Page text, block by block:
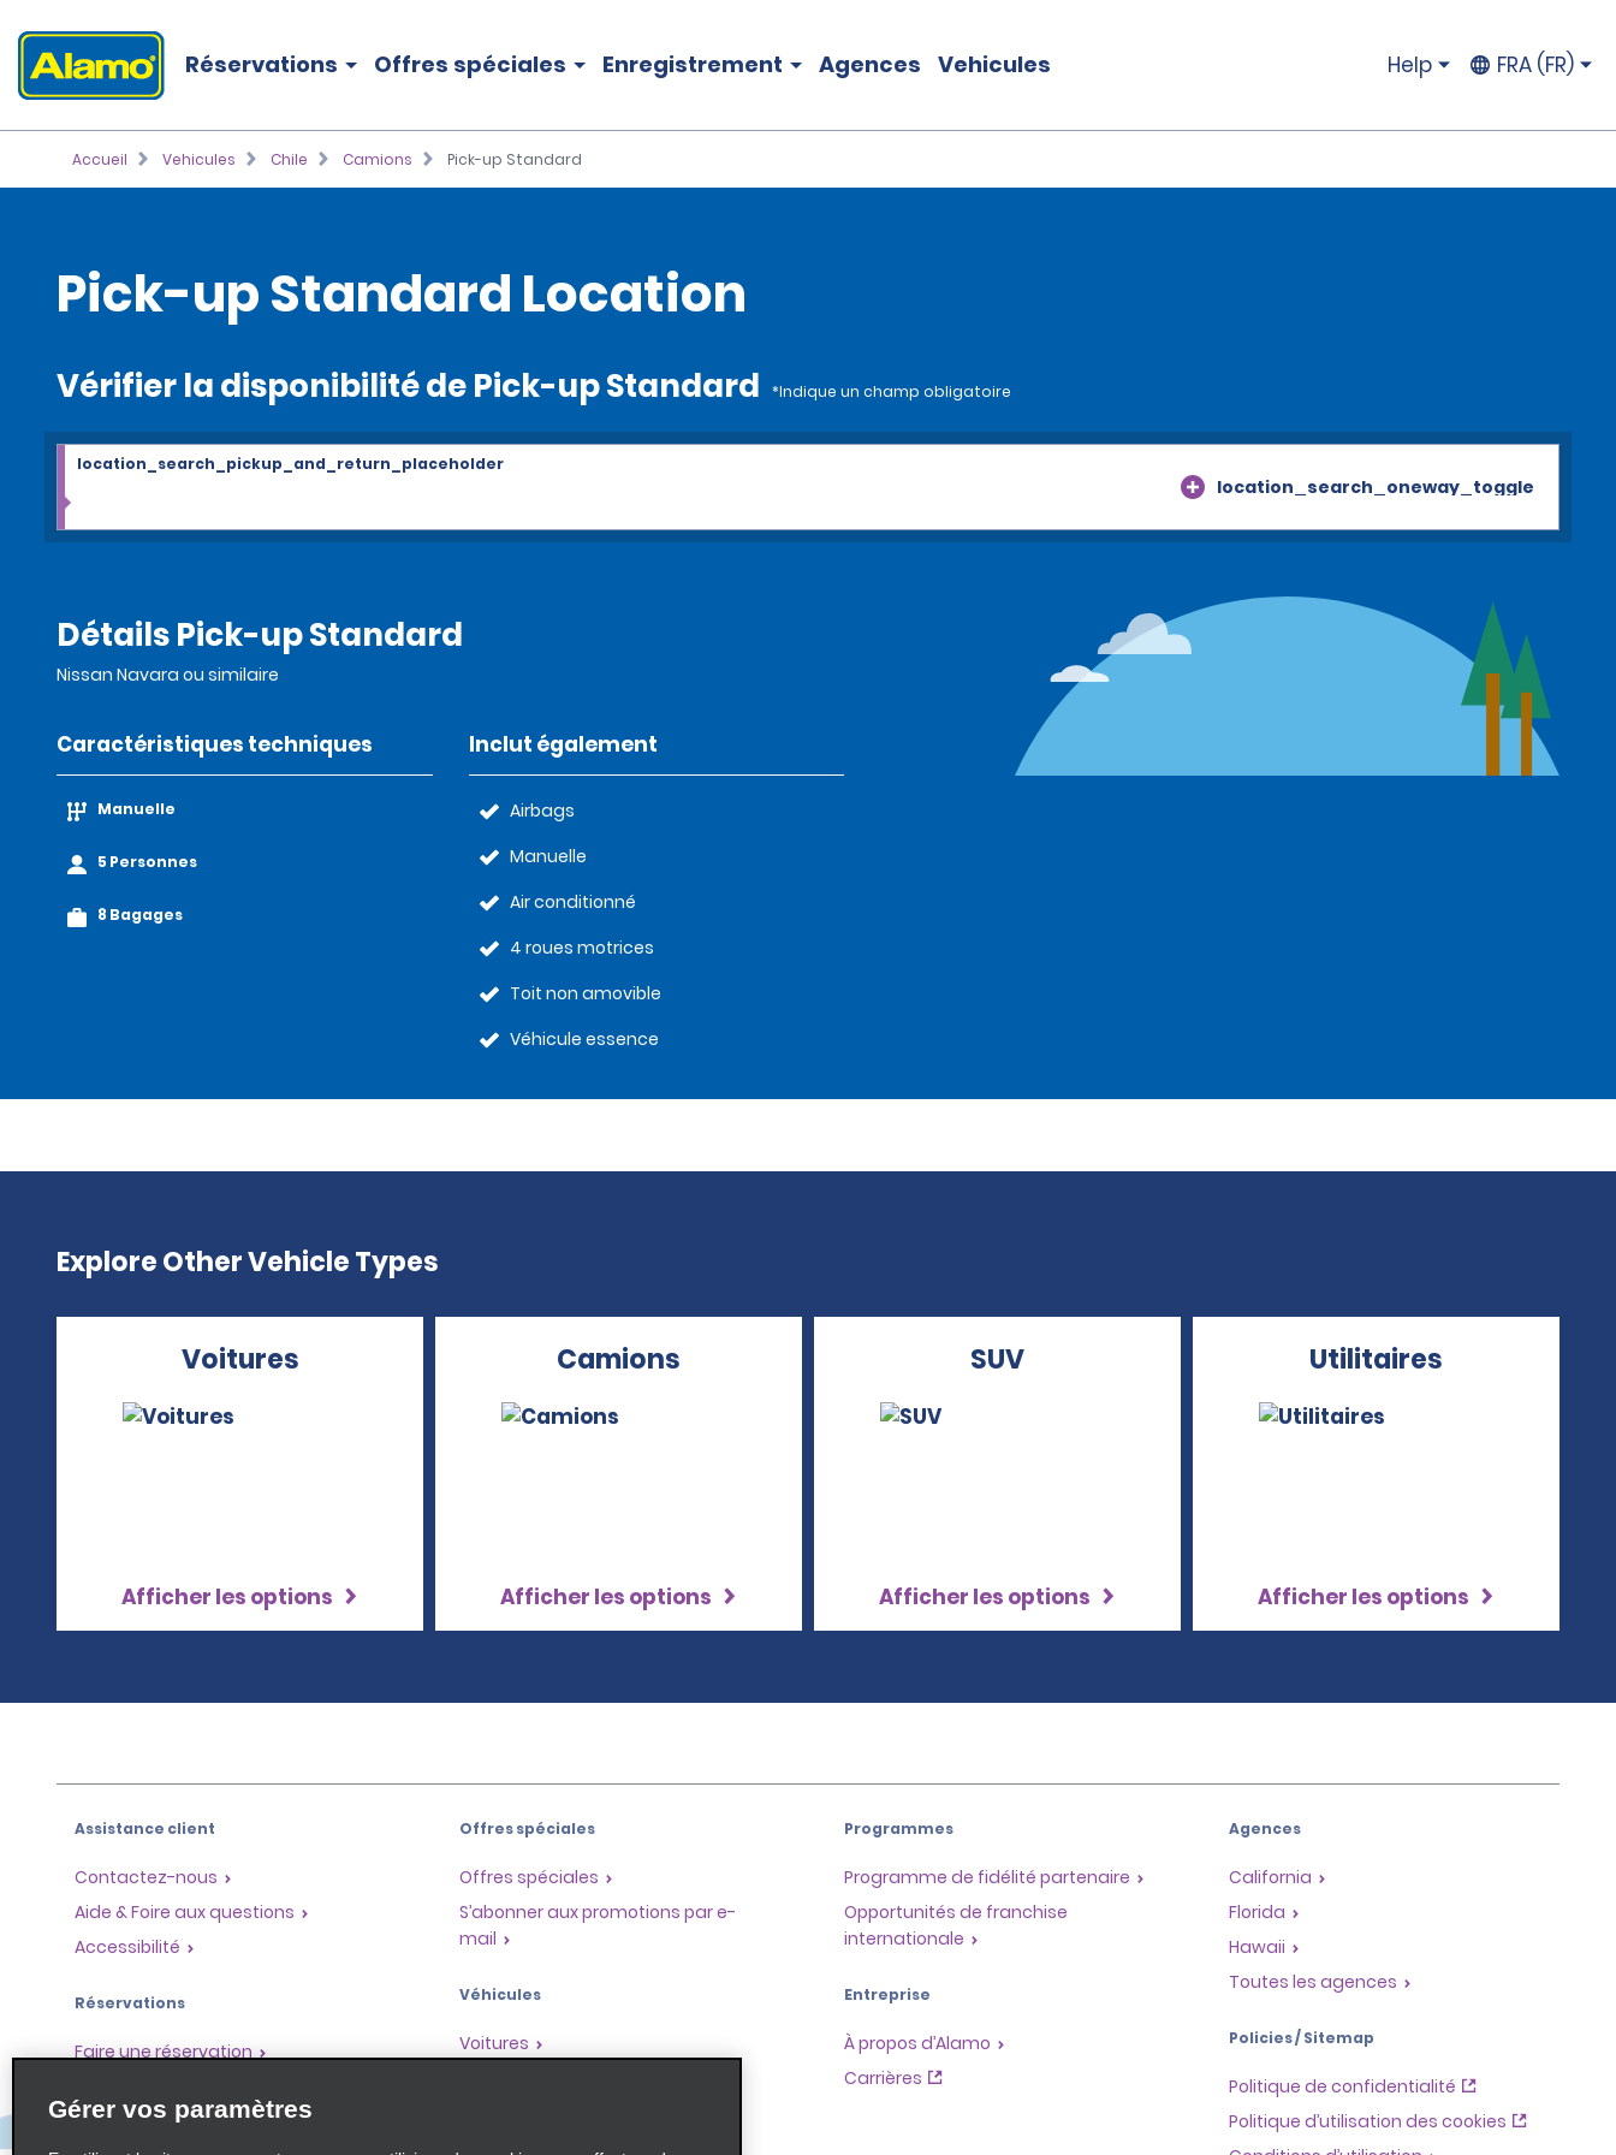
Réservations Offres spéciales Enregistrement Agences Vehicules Help FRA (FR)
Accueil Vehicules Chile Camions Pick-up Standard
Pick-up Standard Location
Vérifier la disponibilité de Pick-up Standard *Indique un champ obligatoire
location_search_oneway_toggle
location_search_pickup_and_return_placeholder
Détails Pick-up Standard
Nissan Navara ou similaire
Caractéristiques techniques
Manuelle
5 Personnes
8 Bagages
Inclut également
Airbags
Manuelle
Air conditionné
4 roues motrices
Toit non amovible
Véhicule essence
Explore Other Vehicle Types
Voitures
Afficher les options
Camions
Afficher les options
SUV
Afficher les options
Utilitaires
Afficher les options
Assistance client
Contactez-nous
Aide & Foire aux questions
Accessibilité
Réservations
Faire une réservation
Enregistrement accéléré
Offres spéciales
Offres spéciales
S’abonner aux promotions par e-
mail
Véhicules
Voitures
Programmes
Programme de fidélité partenaire
Opportunités de franchise
internationale
Entreprise
À propos d’Alamo
Carrières
Agences
California
Florida
Hawaii
Toutes les agences
Policies / Sitemap
Politique de confidentialité
Politique d’utilisation des cookies
Gérer vos paramètres